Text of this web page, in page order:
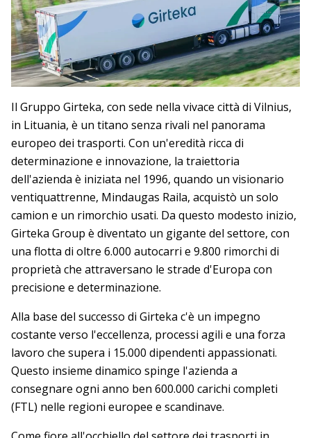
Il Gruppo Girteka, con sede nella vivace città di Vilnius,
in Lituania, è un titano senza rivali nel panorama
europeo dei trasporti. Con un'eredità ricca di
determinazione e innovazione, la traiettoria
dell'azienda è iniziata nel 1996, quando un visionario
ventiquattrenne, Mindaugas Raila, acquistò un solo
camion e un rimorchio usati. Da questo modesto inizio,
Girteka Group è diventato un gigante del settore, con
una flotta di oltre 6.000 autocarri e 9.800 rimorchi di
proprietà che attraversano le strade d'Europa con
precisione e determinazione.
Alla base del successo di Girteka c'è un impegno
costante verso l'eccellenza, processi agili e una forza
lavoro che supera i 15.000 dipendenti appassionati.
Questo insieme dinamico spinge l'azienda a
consegnare ogni anno ben 600.000 carichi completi
(FTL) nelle regioni europee e scandinave.